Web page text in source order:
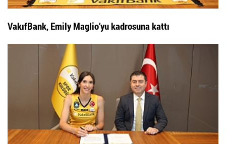
VakıfBank, Emily Maglio’yu kadrosuna kattı